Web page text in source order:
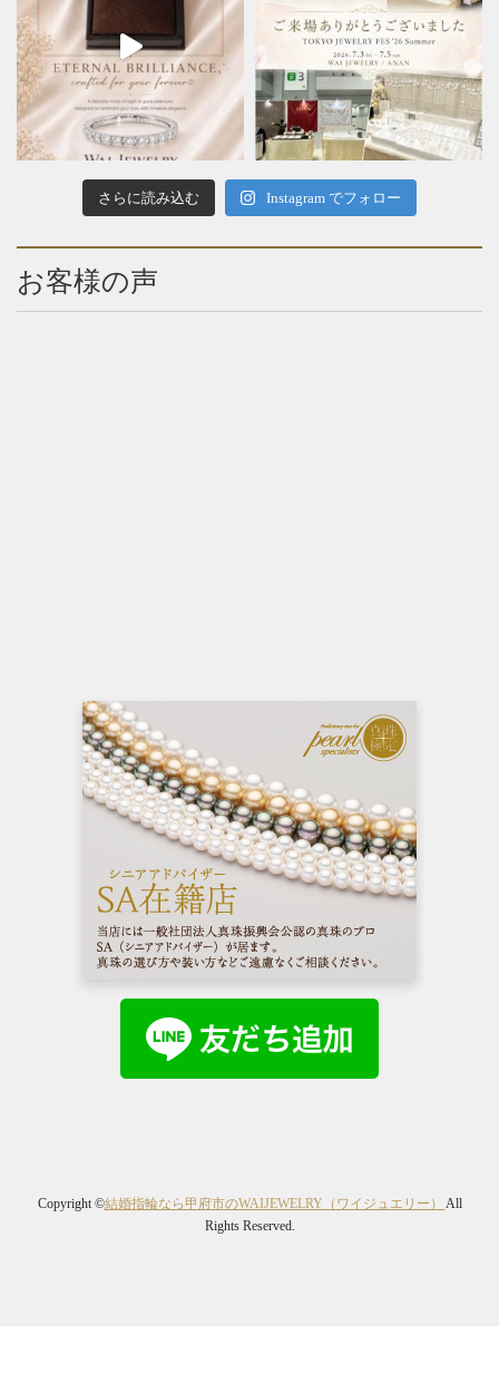
さらに読み込む Instagram でフォロー
お客様の声
Copyright ©結婚指輪なら甲府市のWAIJEWELRY（ワイジュエリー） All
Rights Reserved.